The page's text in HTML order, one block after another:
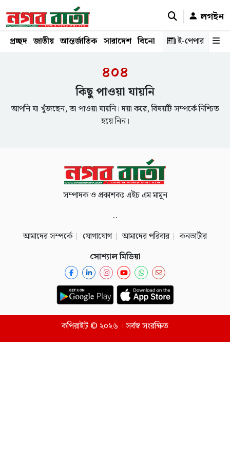
লগইন
প্রচ্ছদ জাতীয় আন্তর্জাতিক সারাদেশ বিনোদন রাজনীতি স্বাস্থ্য
ই-পেপার
৪০৪
কিছু পাওয়া যায়নি
আপনি যা খুঁজছেন, তা পাওয়া যায়নি। দয়া করে, বিষয়টি সম্পর্কে নিশ্চিত
হয়ে নিন।
সম্পাদক ও প্রকাশকঃ এইচ এম মামুন
..
আমাদের সম্পর্কে
যোগাযোগ আমাদের পরিবার
কনভার্টার
সোশ্যাল মিডিয়া
কপিরাইট © ২০২৬ । সর্বস্ব সংরক্ষিত